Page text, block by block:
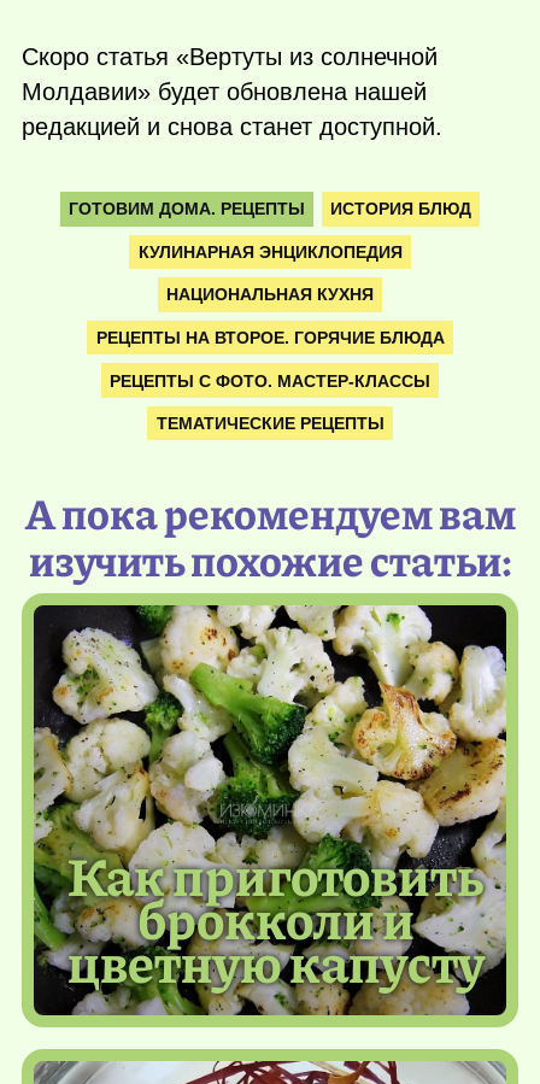
Скоро статья «Вертуты из солнечной
Молдавии» будет обновлена нашей
редакцией и снова станет доступной.
ГОТОВИМ ДОМА. РЕЦЕПТЫ ИСТОРИЯ БЛЮД
КУЛИНАРНАЯ ЭНЦИКЛОПЕДИЯ
НАЦИОНАЛЬНАЯ КУХНЯ
РЕЦЕПТЫ НА ВТОРОЕ. ГОРЯЧИЕ БЛЮДА
РЕЦЕПТЫ С ФОТО. МАСТЕР-КЛАССЫ
ТЕМАТИЧЕСКИЕ РЕЦЕПТЫ
А пока рекомендуем вам
изучить похожие статьи:
Как приготовить
брокколи и
цветную капусту